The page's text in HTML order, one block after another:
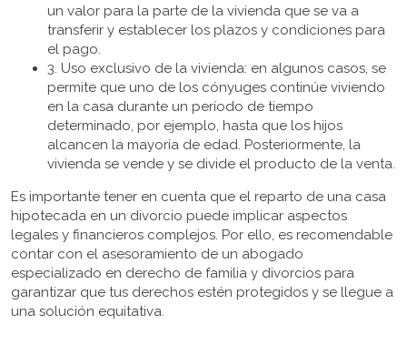
un valor para la parte de la vivienda que se va a
transferir y establecer los plazos y condiciones para
el pago.
3. Uso exclusivo de la vivienda: en algunos casos, se
permite que uno de los cónyuges continúe viviendo
en la casa durante un período de tiempo
determinado, por ejemplo, hasta que los hijos
alcancen la mayoría de edad. Posteriormente, la
vivienda se vende y se divide el producto de la venta.
Es importante tener en cuenta que el reparto de una casa
hipotecada en un divorcio puede implicar aspectos
legales y financieros complejos. Por ello, es recomendable
contar con el asesoramiento de un abogado
especializado en derecho de familia y divorcios para
garantizar que tus derechos estén protegidos y se llegue a
una solución equitativa.